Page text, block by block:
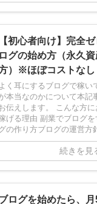
【初心者向け】完全
ログの始め方（永久資
）※ほぼコストなし
く耳にするブログで稼い
本当なのかについて本記
伝えします。 こんな方
げる理由 副業でブログ
の作り方ブログの運営方
続きを見
ログを始めたら、